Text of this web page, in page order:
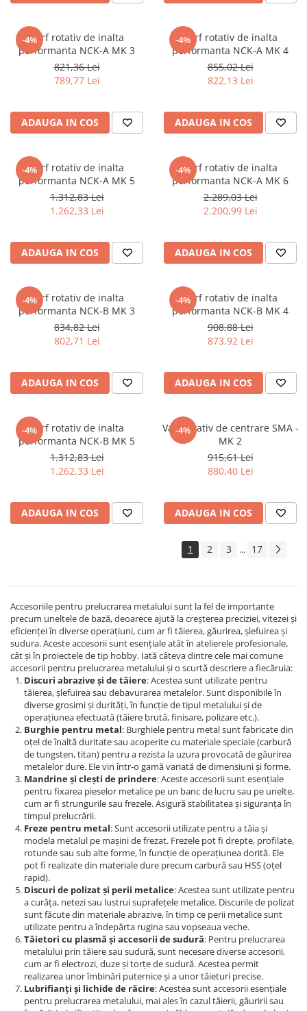
Masini electrice de filetat
Exhaustor pentru aschii metal
Masini de gaurit cu talpa
magnetica
Accesorii prelucrare metal
pentru strunguri
Falci pentru 3 bacuri PS3/ PO3
Falci pentru 4 bacuri PS4/ PO4
Fălcile pentru 4-bacuri DK12
Mandrine independente
Mandrină cu 3 fălci din fontă
Mandrină cu 3 fălci din otel
Mandrină cu 4 fălci din fontă
Mandrină cu 4 fălci din otel
Standuri pentru strunguri
Instrumente de prindere
unelte
Elemente de prindere mecanică
Fălci pentru PHV / VHV
Menghine
Etape XY
Papusa mobila / con de centrare
Bloc ecartament, masurare și
Dispozitiv de testare
Indicatoare înălțime
Indicator cadran / Baze magnetice
Masurare
Micrometru
Micrometru de adancime
Micrometru de interior
Nivele
Palpatoare margine
Placi de granit de suprafață
Prisma
Raportor
Set unelte de masurare
Instrumente de decupare
metalelor
Instrumente de frezat
Instrumente de găurit
Tarozi si filiere
Accesorii utilaje
Accesorii masini de gaurit si frezat
Accesorii pentru ferastraie
mecanice cu banda si disc
Accesorii pentru masini de ascutit
-4%Varf rotativ de inalta
performanta NCK-A MK 3
821,36 Lei
789,77 Lei
ADAUGA IN COS
-4%Varf rotativ de inalta
performanta NCK-A MK 4
855,02 Lei
822,13 Lei
ADAUGA IN COS
-4%Varf rotativ de inalta
performanta NCK-A MK 5
1.312,83 Lei
1.262,33 Lei
ADAUGA IN COS
-4%Varf rotativ de inalta
performanta NCK-A MK 6
2.289,03 Lei
2.200,99 Lei
ADAUGA IN COS
-4%Varf rotativ de inalta
performanta NCK-B MK 3
834,82 Lei
802,71 Lei
ADAUGA IN COS
-4%Varf rotativ de inalta
performanta NCK-B MK 4
908,88 Lei
873,92 Lei
ADAUGA IN COS
-4%Varf rotativ de inalta
performanta NCK-B MK 5
1.312,83 Lei
1.262,33 Lei
ADAUGA IN COS
-4%
Varf rotativ de centrare SMA -
MK 2
915,61 Lei
880,40 Lei
ADAUGA IN COS
1 2 3 ... 17
Accesoriile pentru prelucrarea metalului sunt la fel de importante
precum uneltele de bază, deoarece ajută la creșterea preciziei, vitezei și
eficienței în diverse operațiuni, cum ar fi tăierea, găurirea, șlefuirea și
sudura. Aceste accesorii sunt esențiale atât în atelierele profesionale,
cât și în proiectele de tip hobby. Iată câteva dintre cele mai comune
accesorii pentru prelucrarea metalului și o scurtă descriere a fiecăruia:
Discuri abrazive și de tăiere: Acestea sunt utilizate pentru
tăierea, șlefuirea sau debavurarea metalelor. Sunt disponibile în
diverse grosimi și durități, în funcție de tipul metalului și de
operațiunea efectuată (tăiere brută, finisare, polizare etc.).
Burghie pentru metal: Burghiele pentru metal sunt fabricate din
oțel de înaltă duritate sau acoperite cu materiale speciale (carbură
de tungsten, titan) pentru a rezista la uzura provocată de găurirea
metalelor dure. Ele vin într-o gamă variată de dimensiuni și forme.
Mandrine și clești de prindere: Aceste accesorii sunt esențiale
pentru fixarea pieselor metalice pe un banc de lucru sau pe unelte,
cum ar fi strungurile sau frezele. Asigură stabilitatea și siguranța în
timpul prelucrării.
Freze pentru metal: Sunt accesorii utilizate pentru a tăia și
modela metalul pe mașini de frezat. Frezele pot fi drepte, profilate,
rotunde sau sub alte forme, în funcție de operațiunea dorită. Ele
pot fi realizate din materiale dure precum carbură sau HSS (oțel
rapid).
Discuri de polizat și perii metalice: Acestea sunt utilizate pentru
a curăța, netezi sau lustrui suprafețele metalice. Discurile de polizat
sunt făcute din materiale abrazive, în timp ce perii metalice sunt
utilizate pentru a îndepărta rugina sau vopseaua veche.
Tăietori cu plasmă și accesorii de sudură: Pentru prelucrarea
metalului prin tăiere sau sudură, sunt necesare diverse accesorii,
cum ar fi electrozi, duze și torțe de sudură. Acestea permit
realizarea unor îmbinări puternice și a unor tăieturi precise.
Lubrifianți și lichide de răcire: Acestea sunt accesorii esențiale
pentru prelucrarea metalului, mai ales în cazul tăierii, găuririi sau